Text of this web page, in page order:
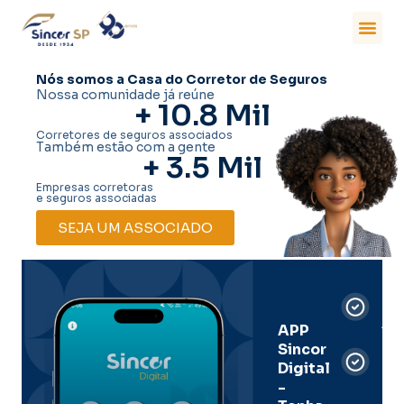
Nós somos a Casa do Corretor de Seguros
Nossa comunidade já reúne
+ 10.8 Mil
Corretores de seguros associados
Também estão com a gente
+ 3.5 Mil
Empresas corretoras
e seguros associadas
SEJA UM ASSOCIADO
APP
Sincor
Digital
-